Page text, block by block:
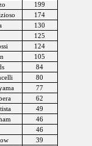
199
174
130
125
124
105
84
80
77
62
49
46
46
39